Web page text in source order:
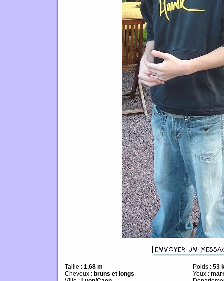
Taille : 1,68 m
Cheveux : bruns et longs
Poids : 53
Yeux :